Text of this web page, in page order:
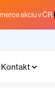
akciu v ČR.
Kontakt